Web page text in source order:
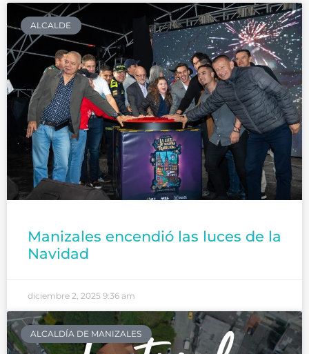
ALCALDE
Manizales encendió las luces de la
Navidad
diciembre 2, 2025 9:36 am
ALCALDÍA DE MANIZALES